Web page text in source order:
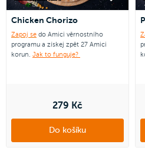
Chicken Chorizo
Zapoj se do Amici věrnostního
programu a získej zpět 27 Amici
korun. Jak to funguje?
279 Kč
Do košíku